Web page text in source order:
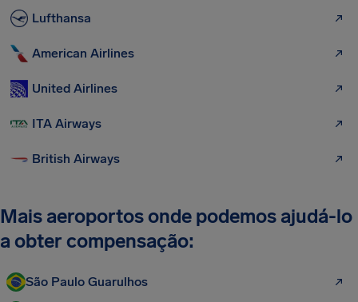
Lufthansa
American Airlines
United Airlines
ITA Airways
British Airways
Mais aeroportos onde podemos ajudá-lo
a obter compensação:
São Paulo Guarulhos